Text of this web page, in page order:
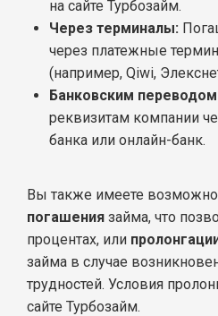
на сайте Турбозайм.
Через терминалы:
через платежные
(например, Qiwi,
Банковским
реквизитам компании
банка или онлайн-банк.
Вы также имеете
погашения займа, что
процентах, или
займа в случае
трудностей. Условия
сайте Турбозайм.